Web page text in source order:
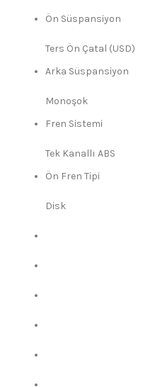
Ön Süspansiyon
Ters Ön Çatal (USD)
Arka Süspansiyon
Monoşok
Fren Sistemi
Tek Kanallı ABS
Ön Fren Tipi
Disk